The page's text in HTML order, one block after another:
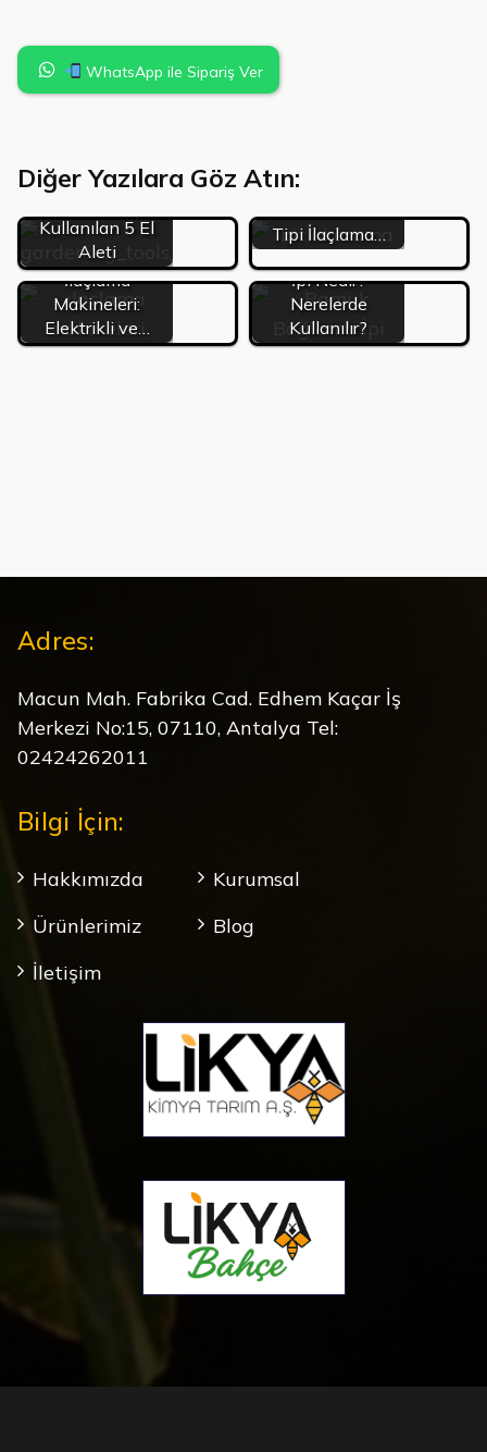
WhatsApp ile Sipariş Ver
Diğer Yazılara Göz Atın:
Kullanılan 5 El
Aleti
Bahçelerde ve
Tipi İlaçlama…
Bahçelerde
İlaçlama
Makineleri:
Elektrikli ve…
Pamuk Bağlama
İpi Nedir?
Nerelerde
Kullanılır?
Adres:
Macun Mah. Fabrika Cad. Edhem Kaçar İş
Merkezi No:15, 07110, Antalya Tel:
02424262011
Bilgi İçin:
Hakkımızda
Kurumsal
Ürünlerimiz
Blog
İletişim